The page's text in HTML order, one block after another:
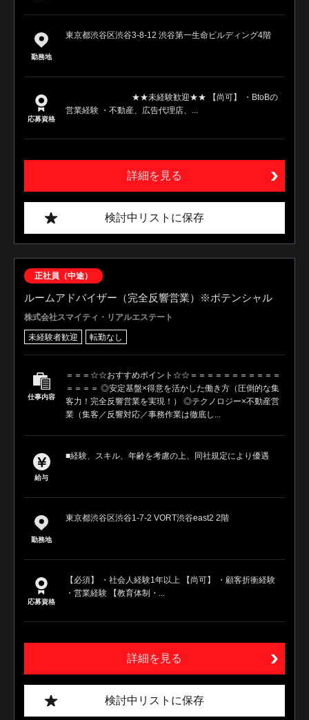
勤務地
東京都渋谷区渋谷3-8-12 渋谷第一生命ビルディング4階
応募資格
★★未経験歓迎★★ 【尚可】 ・BtoBの
営業経験 ・不動産、広告代理店、...
詳細を見る
検討中リストに保存
正社員（中途）
ルームアドバイザー（完全反響営業）※ポテンシャル
株式会社スマイティ・リアルエステート
未経験者歓迎 転勤なし
仕事内容
＝＝＝☆☆おすすめポイント☆☆＝＝＝＝＝＝＝＝＝＝＝
＝＝＝＝ ◎安定基盤×得意を活かした働き方（圧倒的な集
客力！完全反響営業を実現！） ◎テクノロジー×不動産営
業（集客／反響対応／事務作業は徹底し...
給与
■経験、スキル、年齢を考慮の上、同社規定により優遇
勤務地
東京都渋谷区渋谷1-7-2 VORT渋谷east2 2階
応募資格
【必須】 ・社会人経験1年以上 【尚可】 ・顧客折衝経験
・営業経験 【教育体制・...
詳細を見る
検討中リストに保存